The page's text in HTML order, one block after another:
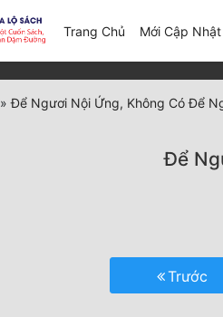
Trang Chủ Mới Cập Nhật
»Để Ngươi Nội Ứng, Không Có Để
Để
Trước